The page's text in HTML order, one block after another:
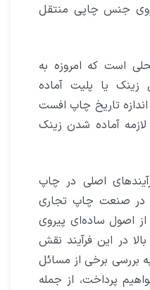
روی جنس چاپی منتقل
است که امروزه به
یا پلیت آماده
تاریخ چاپ افست
آماده شدن زینک
اصلی در چاپ
در صنعت چاپ تجاری
اصول ساده‌ای پیروی
در این فرآیند نقش
بررسی برخی از مسائل
پرداخت، از جمله